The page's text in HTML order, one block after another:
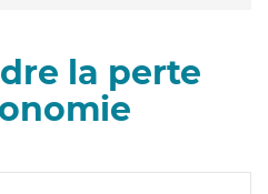
la perte